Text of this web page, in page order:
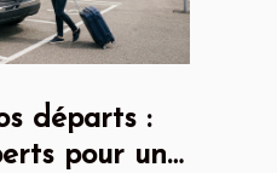
départs :
pour un